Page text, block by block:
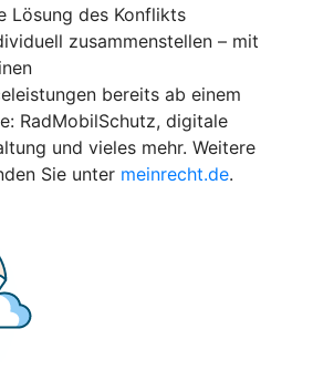
Lösung des Konflikts
zusammenstellen – mit
bereits ab einem
RadMobilSchutz, digitale
und vieles mehr. Weitere
Sie unter meinrecht.de.